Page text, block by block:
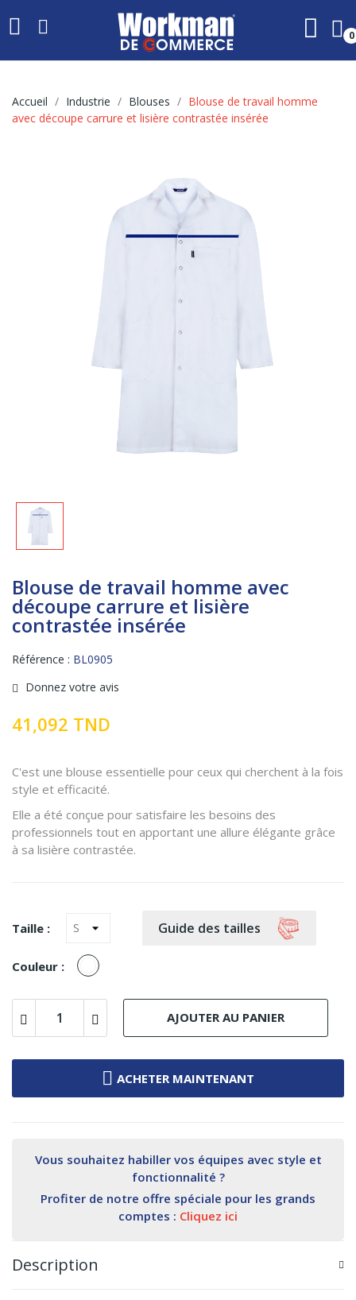
0
Accueil Industrie Blouses
Blouse de travail homme
avec découpe carrure et lisière contrastée insérée
Blouse de travail homme avec
découpe carrure et lisière
contrastée insérée
Référence : BL0905
Donnez votre avis
41,092 TND
C'est une blouse essentielle pour ceux qui cherchent à la fois
style et efficacité.
Elle a été conçue pour satisfaire les besoins des
professionnels tout en apportant une allure élégante grâce
à sa lisière contrastée.
Taille : Guide des tailles
Couleur : Blanc
AJOUTER AU PANIER
ACHETER MAINTENANT
Vous souhaitez habiller vos équipes avec style et
fonctionnalité ?
Profiter de notre offre spéciale pour les grands
comptes : Cliquez ici
Description